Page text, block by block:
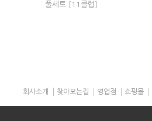
풀세트 [11클럽]
회사소개 찾아오는길 영업점 쇼핑몰